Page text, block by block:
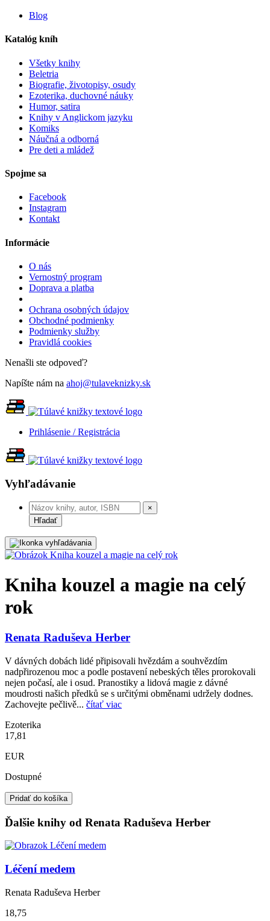
Blog
Katalóg kníh
Všetky knihy
Beletria
Biografie, životopisy, osudy
Ezoterika, duchovné náuky
Humor, satira
Knihy v Anglickom jazyku
Komiks
Náučná a odborná
Pre deti a mládež
Spojme sa
Facebook
Instagram
Kontakt
Informácie
O nás
Vernostný program
Doprava a platba
Ochrana osobných údajov
Obchodné podmienky
Podmienky služby
Pravidlá cookies
Nenašli ste odpoveď?
Napíšte nám na ahoj@tulaveknizky.sk
Prihlásenie / Registrácia
Vyhľadávanie
×
Hľadať
Kniha kouzel a magie na celý
rok
Renata Raduševa Herber
V dávných dobách lidé připisovali hvězdám a souhvězdím
nadpřirozenou moc a podle postavení nebeských těles prorokovali
nejen počasí, ale i osud. Pranostiky a lidová magie z dávné
moudrosti našich předků se s určitými obměnami udržely dodnes.
Zachovejte pečlivě... čítať viac
Ezoterika
17,81
EUR
Dostupné
Pridať do košíka
Ďalšie knihy od Renata Raduševa Herber
Léčení medem
Renata Raduševa Herber
18,75